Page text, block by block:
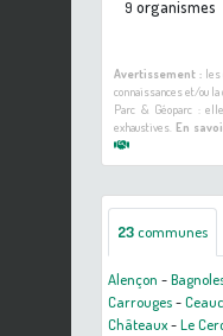
9 organismes
Avertissement :les
connaissances et/ou
Parc & Géoparc :
exhaustives. En
23communes
Alençon -
Carrouges-
Châteaux-Le